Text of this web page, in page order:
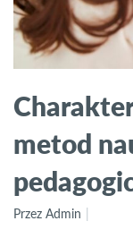
metod
Przez Admin